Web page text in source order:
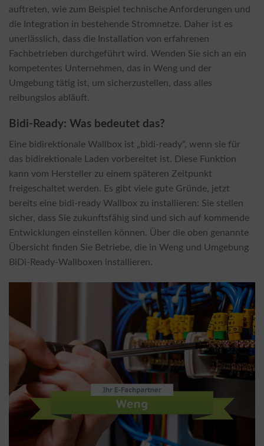
auftreten, wie zum Beispiel technische Anforderungen und
die Integration in bestehende Stromnetze. Daher ist es
unerlässlich, dass die Installation von erfahrenen
Fachbetrieben durchgeführt wird. Wenden Sie sich an ein
kompetentes Unternehmen, das in Weng und der
Umgebung tätig ist, um sicherzustellen, dass alles
reibungslos abläuft.
Bidi-Ready: Was bedeutet das?
Eine bidirektionale Wallbox ist „bidi-ready“, wenn sie für
das bidirektionale Laden vorbereitet ist. Diese Funktion
kann vom Hersteller zu einem späteren Zeitpunkt
freigeschaltet werden. Es gibt viele gute Gründe, jetzt
bereits eine bidi-ready Wallbox zu installieren: Sie stellen
sicher, dass Sie zukunftsfähig sind und sich auf kommende
Entwicklungen einstellen können. Über die oben genannte
Übersicht finden Sie Betriebe, die in Weng und Umgebung
BiDi-Ready-Wallboxen installieren.